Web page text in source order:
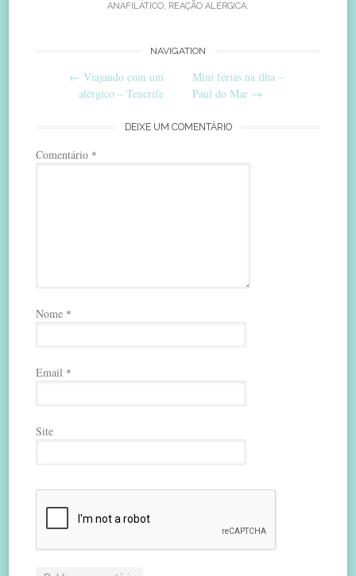
ANAFILÁTICO, REAÇÃO ALÉRGICA.
navigation
NAVIGATION
← Viajando com um
alérgico – Tenerife
Mini férias na ilha –
Paul do Mar →
DEIXE UM COMENTÁRIO
Comentário *
Nome *
Email *
Site